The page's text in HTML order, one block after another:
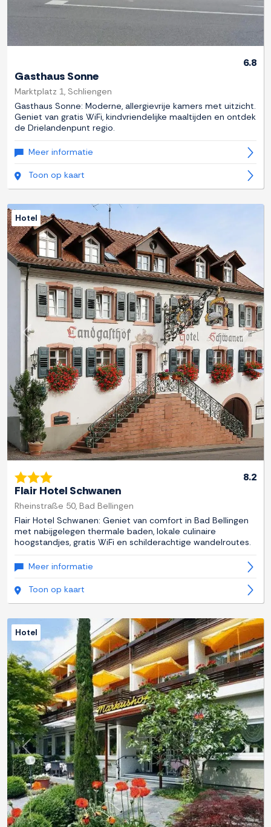
6.8
Gasthaus Sonne
Marktplatz 1, Schliengen
Gasthaus Sonne: Moderne, allergievrije kamers met uitzicht.
Geniet van gratis WiFi, kindvriendelijke maaltijden en ontdek
de Drielandenpunt regio.
Meer informatie
Toon op kaart
Previous Next
Hotel
8.2
Flair Hotel Schwanen
Rheinstraße 50, Bad Bellingen
Flair Hotel Schwanen: Geniet van comfort in Bad Bellingen
met nabijgelegen thermale baden, lokale culinaire
hoogstandjes, gratis WiFi en schilderachtige wandelroutes.
Meer informatie
Toon op kaart
Previous Next
Hotel